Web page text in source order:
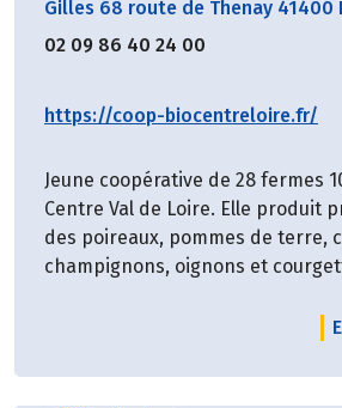
Gilles 68 route de Thenay 41400
02 09 86 40 24 00
https://coop-biocentreloire.fr/
Jeune coopérative de 28 fermes
Centre Val de Loire. Elle produit
des poireaux, pommes de terre,
champignons, oignons et